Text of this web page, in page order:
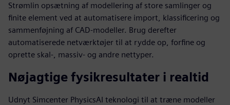
Strømlin opsætning af modellering af store samlinger og
finite element ved at automatisere import, klassificering og
sammenføjning af CAD-modeller. Brug derefter
automatiserede netværktøjer til at rydde op, forfine og
oprette skal-, massiv- og andre nettyper.
Nøjagtige fysikresultater i realtid
Udnyt Simcenter PhysicsAI teknologi til at træne modeller